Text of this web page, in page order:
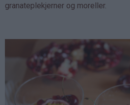
granateplekjerner og moreller.